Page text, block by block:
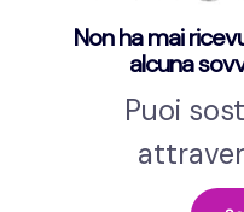
Non ha mai
alcuna
Puoi